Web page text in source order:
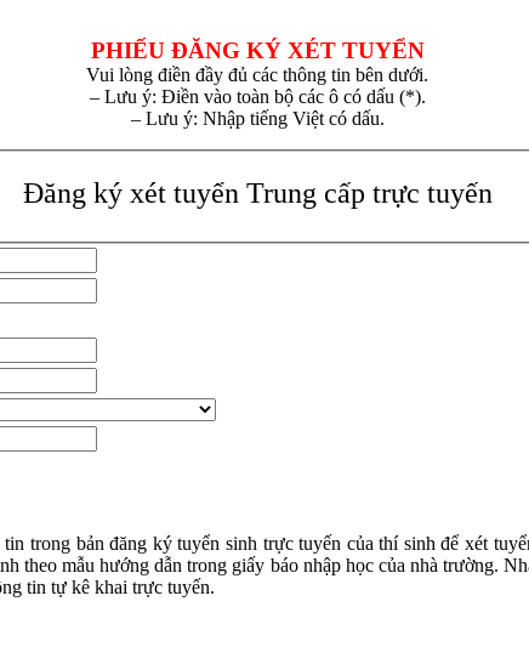
PHIẾU ĐĂNG KÝ XÉT TUYỂN
Vui lòng điền đầy đủ các thông tin bên dưới.
– Lưu ý: Điền vào toàn bộ các ô có dấu (*).
– Lưu ý: Nhập tiếng Việt có dấu.
Đăng ký xét tuyển Trung cấp trực tuyến
trong bản đăng ký tuyển sinh trực tuyến của thí sinh để xét
theo mẫu hướng dẫn trong giấy báo nhập học của nhà trường.
tin tự kê khai trực tuyến.